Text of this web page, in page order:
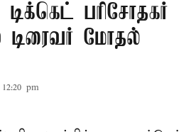
டிக்கெட் பரிசோதகர்
டிரைவர் மோதல்
pm